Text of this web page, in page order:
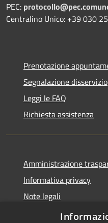
PEC:
Centralino Unico: +39 030
Prenotazione
Segnalazione disservizio
Leggi le FAQ
Richiesta assistenza
Amministrazione
Informativa privacy
Note legali
Dichiarazione di